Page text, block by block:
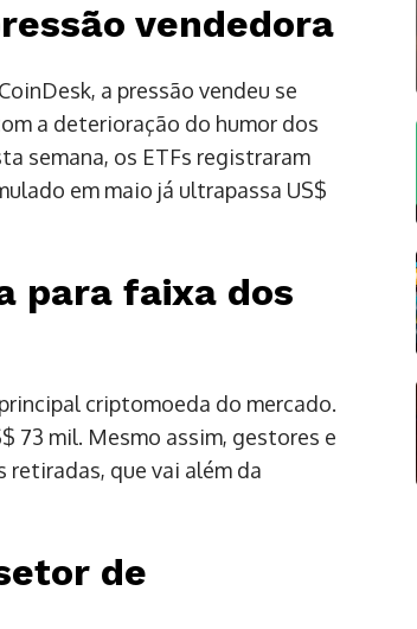
vendedora
a pressão vendeu se
a deterioração do humor dos
semana, os ETFs registraram
em maio já ultrapassa US$
para faixa dos
criptomoeda do mercado.
73 mil. Mesmo assim, gestores e
retiradas, que vai além da
de